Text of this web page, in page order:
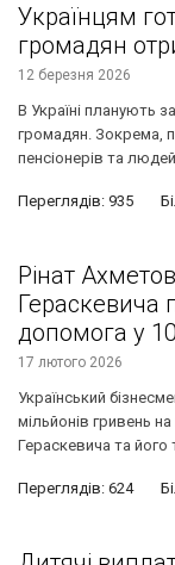
Українцям
громадян
12 березня 2026
В Україні планують
громадян. Зокрема,
пенсіонерів та
Переглядів: 935
Рінат
Гераскевича
допомога у
17 лютого 2026
Український
мільйонів гривень
Гераскевича та його
Переглядів: 624